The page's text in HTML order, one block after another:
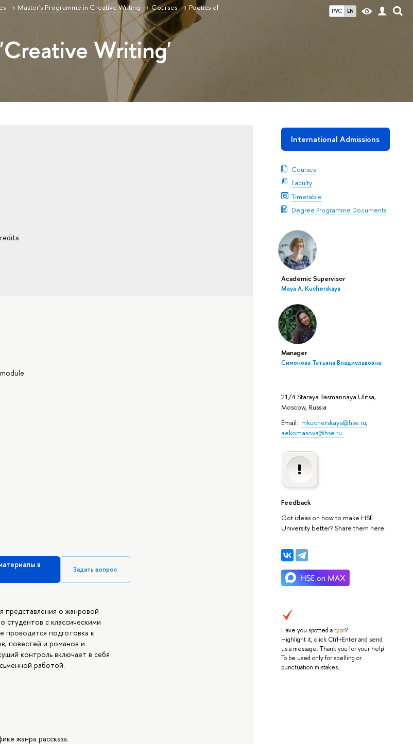
РУС EN
Master's Programme in Creative Writing Courses
Poetics of
Writing'
International Admissions
Courses
Faculty
Timetable
Degree Programme Documents
Academic Supervisor
Maya A. Kucherskaya
Manager
Симонова Татьяна Владиславовна
21/4 Staraya Basmannaya Ulitsa,
Moscow, Russia
Email: mkucherskaya@hse.ru,
aekomasova@hse.ru
Feedback
Got ideas on how to make HSE
University better? Share them here.
Have you spotted atypo?
Highlight it, click Ctrl+Enter and send
us a message. Thank you for your help!
To be used only for spelling or
punctuation mistakes.
в
Задать вопрос
представления о жанровой
студентов с классическими
проводится подготовка к
повестей и романов и
контроль включает в себя
работой.
жанра рассказа.